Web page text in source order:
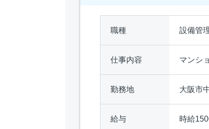
職種 設備管
仕事内容 マンシ
勤務地 大阪市
給与 時給